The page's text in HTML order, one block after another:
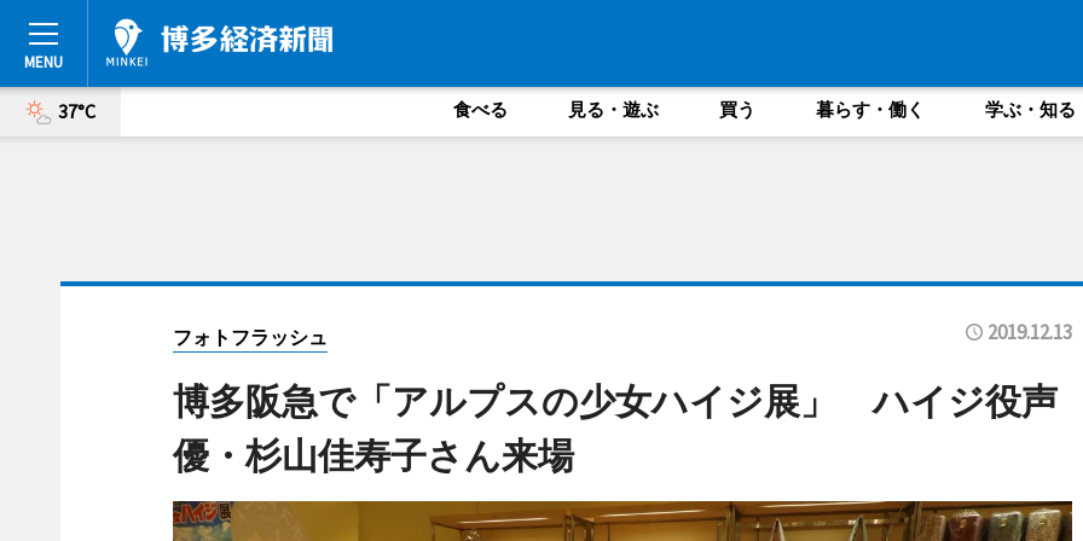
37°C 食べる 見る・遊ぶ 買う 暮らす・働く 学ぶ・知る
フォトフラッシュ 2019.12.13
博多阪急で「アルプスの少女ハイジ展」 ハイジ役声
優・杉山佳寿子さん来場